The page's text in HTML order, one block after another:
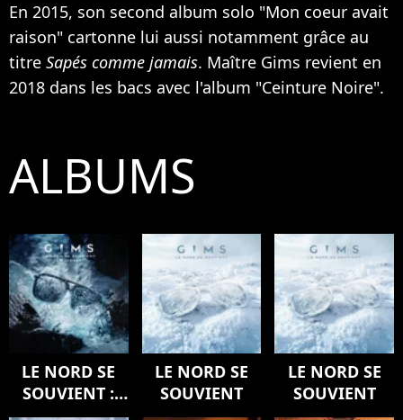
En 2015, son second album solo "Mon coeur avait
raison" cartonne lui aussi notamment grâce au
titre Sapés comme jamais. Maître Gims revient en
2018 dans les bacs avec l'album "Ceinture Noire".
ALBUMS
LE NORD SE
SOUVIENT :
L'ODYSSÉE
LE NORD SE
SOUVIENT
LE NORD SE
SOUVIENT